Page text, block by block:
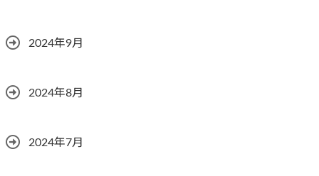
2024年9月
2024年8月
2024年7月